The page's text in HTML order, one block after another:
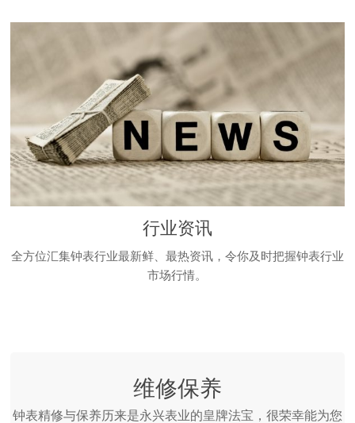
行业资讯
全方位汇集钟表行业最新鲜、最热资讯，令你及时把握钟表行业
市场行情。
维修保养
钟表精修与保养历来是永兴表业的皇牌法宝，很荣幸能为您